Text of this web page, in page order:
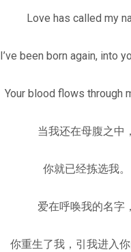
Love has called my
I’ve been born again, into
Your blood flows through
当我还在母腹之中，
你就已经拣选我。
爱在呼唤我的名字，
你重生了我，引我进入你